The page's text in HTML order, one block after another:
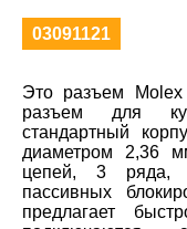
03091121
Это разъем
разъем для
стандартный
диаметром 2,36
цепей, 3 ряда,
пассивных
предлагает